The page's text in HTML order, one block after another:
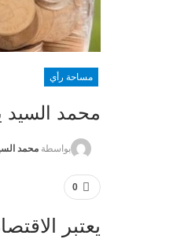
مساحة رأي
محمد السيد
بواسطة محمد
0
يعتبر